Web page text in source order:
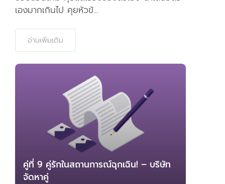
เองมากเกินไป คุยหัวข้...
อ่านเพิ่มเติม
คู่ที่ 9 คู่รักในสถานการณ์ฉุกเฉิน! – บริษัท
จัดหาคู่